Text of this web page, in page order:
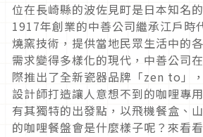
位在長崎縣的波佐見町是日本知名
1917年創業的中善公司繼承江戶時
燒窯技術，提供當地民眾生活中的
需求變得多樣化的現代，中善公司
際推出了全新瓷器品牌「zen to」
設計師打造讓人意想不到的咖哩專
有其獨特的出發點，以飛機餐盒、
的咖哩餐盤會是什麼樣子呢？來看